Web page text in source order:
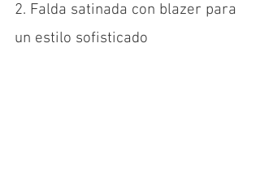
2. Falda satinada con blazer para
un estilo sofisticado